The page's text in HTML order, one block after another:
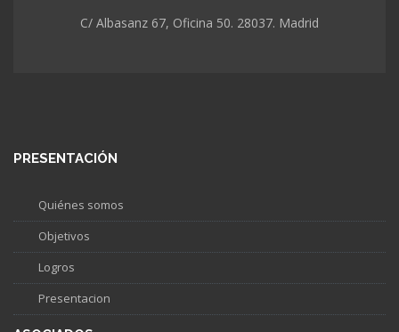
C/ Albasanz 67, Oficina 50. 28037. Madrid
PRESENTACIÓN
Quiénes somos
Objetivos
Logros
Presentacion